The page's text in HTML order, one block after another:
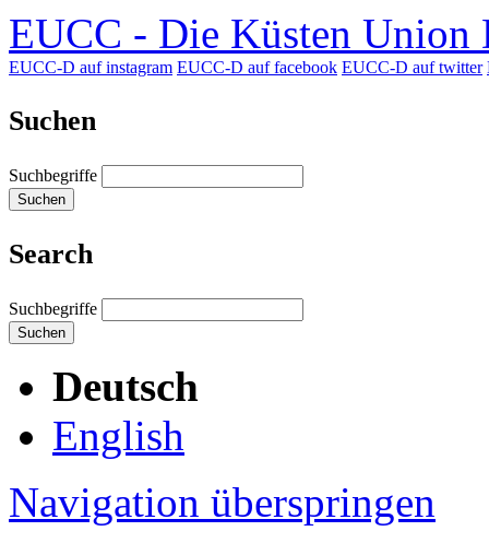
EUCC - Die Küsten Union
EUCC-D auf instagram EUCC-D auf facebook EUCC-D auf twitter
Suchen
Suchbegriffe
Suchen
Search
Suchbegriffe
Suchen
Deutsch
English
Navigation überspringen